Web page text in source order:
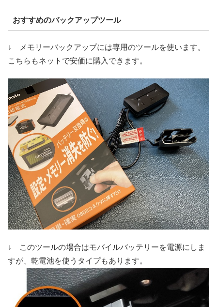
おすすめのバックアップツール
↓ メモリーバックアップには専用のツールを使います。
こちらもネットで安価に購入できます。
↓ このツールの場合はモバイルバッテリーを電源にしま
すが、乾電池を使うタイプもあります。